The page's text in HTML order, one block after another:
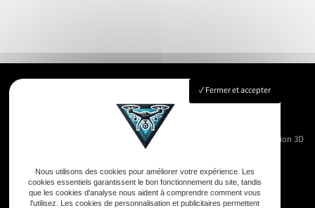
Événementiels
Modélisation 3D
Nos réalisations
Fermer et accepter
Nous utilisons des cookies pour améliorer votre expérience. Les
cookies essentiels garantissent le bon fonctionnement du site, tandis
que les cookies d'analyse nous aident à comprendre comment vous
l'utilisez. Les cookies de personnalisation et publicitaires permettent